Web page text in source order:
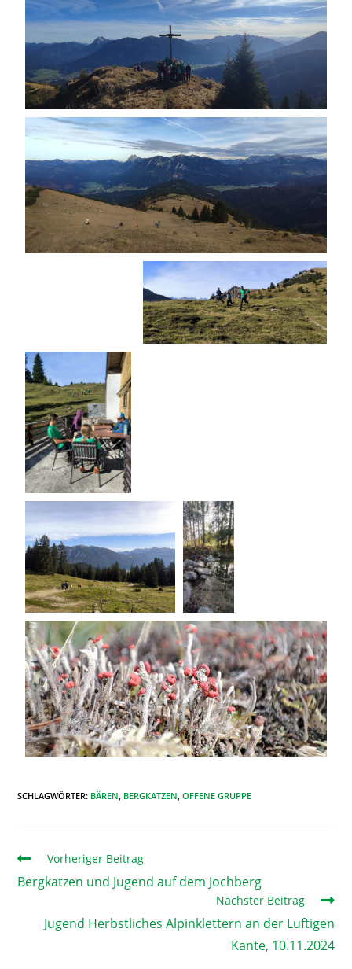
SCHLAGWÖRTER: BÄREN, BERGKATZEN, OFFENE GRUPPE
Vorheriger Beitrag
Bergkatzen und Jugend auf dem Jochberg
Nächster Beitrag
Jugend Herbstliches Alpinklettern an der Luftigen
Kante, 10.11.2024